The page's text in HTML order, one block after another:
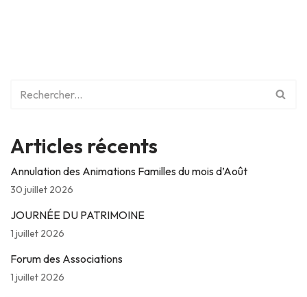
Articles récents
Annulation des Animations Familles du mois d’Août
30 juillet 2026
JOURNÉE DU PATRIMOINE
1 juillet 2026
Forum des Associations
1 juillet 2026